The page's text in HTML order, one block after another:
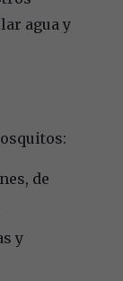
agua y
de
y